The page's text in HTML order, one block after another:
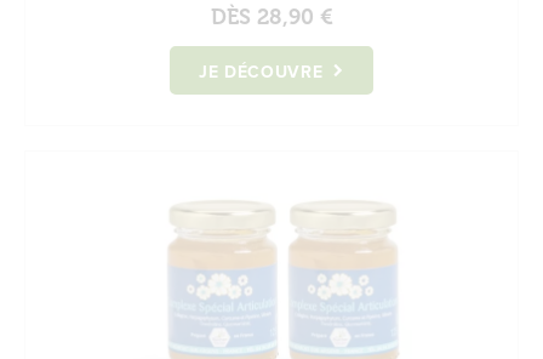
DÈS 28,90 €
JE DÉCOUVRE